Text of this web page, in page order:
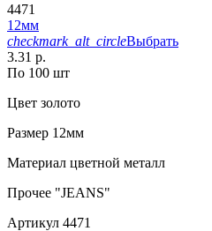
4471
12мм
checkmark_alt_circleВыбрать
3.31 р.
По 100 шт
Цвет золото
Размер 12мм
Материал цветной металл
Прочее "JEANS"
Артикул 4471